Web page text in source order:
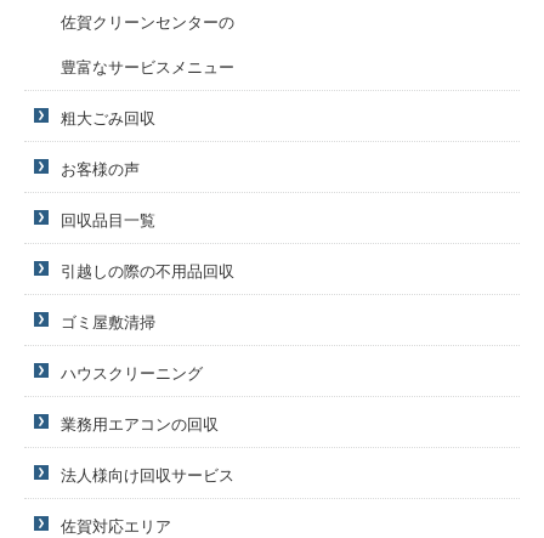
佐賀クリーンセンターの
豊富なサービスメニュー
粗大ごみ回収
お客様の声
回収品目一覧
引越しの際の不用品回収
ゴミ屋敷清掃
ハウスクリーニング
業務用エアコンの回収
法人様向け回収サービス
佐賀対応エリア